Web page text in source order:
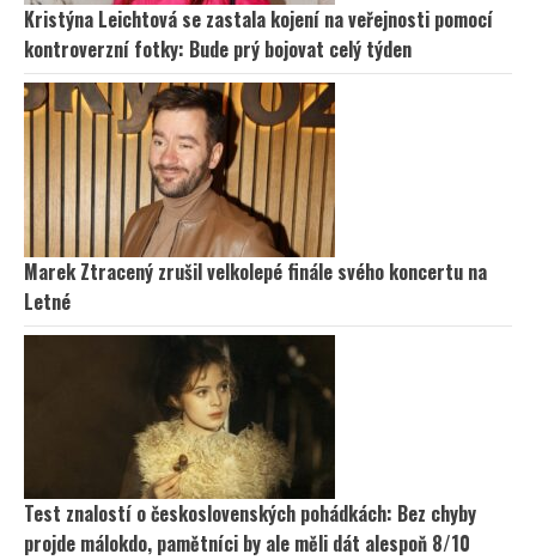
Kristýna Leichtová se zastala kojení na veřejnosti pomocí
kontroverzní fotky: Bude prý bojovat celý týden
Marek Ztracený zrušil velkolepé finále svého koncertu na
Letné
Test znalostí o československých pohádkách: Bez chyby
projde málokdo, pamětníci by ale měli dát alespoň 8/10